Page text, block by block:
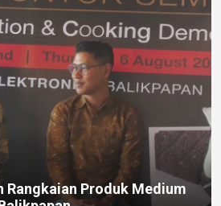
Rangkaian Produk Medium